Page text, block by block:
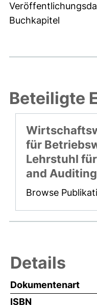
Buchkapitel
Beteiligte
für
Lehrstuhl
and
Browse
Details
Dokumentenart
ISBN